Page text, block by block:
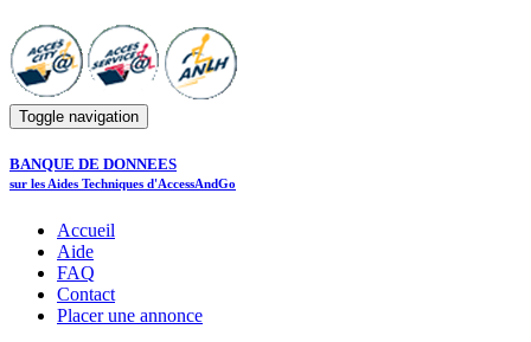
Toggle navigation
BANQUE DE DONNEES
sur les Aides Techniques d'AccessAndGo
Accueil
Aide
FAQ
Contact
Placer une annonce